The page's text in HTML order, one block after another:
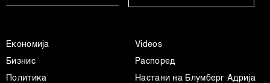
Економија
Бизнис
Политика
Videos
Распоред
Настани на Блумберг Адрија